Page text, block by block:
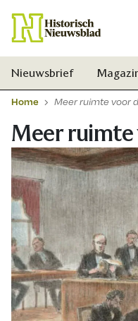
Nieuwsbrief
Home Meer ruimte voor
Meer